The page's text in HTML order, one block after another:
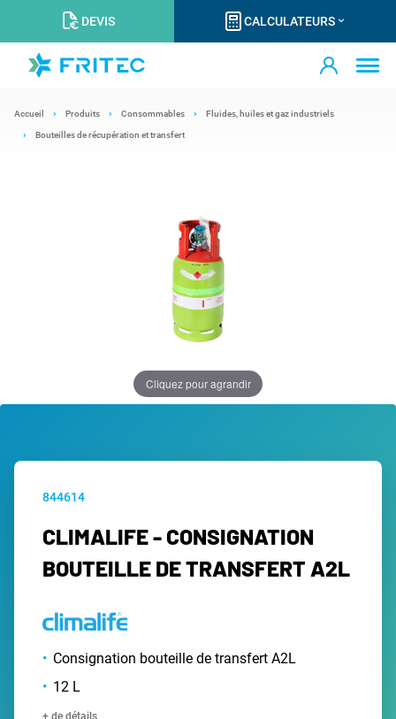
DEVIS CALCULATEURS
Accueil Produits Consommables Fluides, huiles et gaz industriels
Bouteilles de récupération et transfert
Cliquez pour agrandir
844614
CLIMALIFE - CONSIGNATION
BOUTEILLE DE TRANSFERT A2L
Consignation bouteille de transfert A2L
12 L
+ de détails